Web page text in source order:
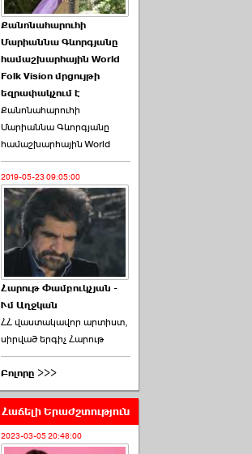
ԱԺ նախագահի
թեկնածու է ընտրվել
Ռուբեն Ռուբինյանը ›››
2026-06-23 21:28:00
«Ժողովուրդ»-ը
հերթական ›››
2026-06-21 23:00:00
armlur.ՔՊ-ի ներսում
սպասում են ›››
Քանոնահարուհի
Մարիաննա Գևորգյանը
համաշխարհային World
Folk Vision մրցույթի
եզրափակչում է
Քանոնահարուհի
Մարիաննա Գևորգյանը
համաշխարհային World
2019-05-23 09:05:00
Հարութ Փամբուկչյան -
Ւմ Աղջկան
ՀՀ վաստակավոր արտիստ,
սիրված երգիչ Հարութ
Բոլորը >>>
Հաճելի Երաժշտություն
2023-03-05 20:48:00